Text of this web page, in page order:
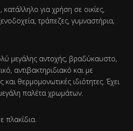
για χρήση σε οικίες,
τράπεζες, γυμναστήρια,
μεγάλης αντοχής, βραδύκαυστο,
αντιβακτηριδιακό και με
και θερμομονωτικές ιδιότητες. Έχει
παλέτα χρωμάτων.
πλακίδια.